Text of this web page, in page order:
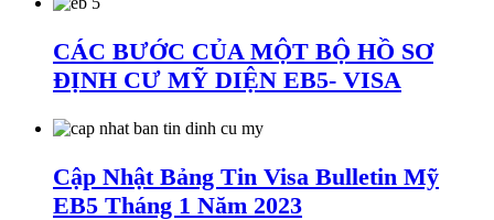
CÁC BƯỚC CỦA MỘT BỘ HỒ SƠ
ĐỊNH CƯ MỸ DIỆN EB5- VISA
Cập Nhật Bảng Tin Visa Bulletin Mỹ
EB5 Tháng 1 Năm 2023